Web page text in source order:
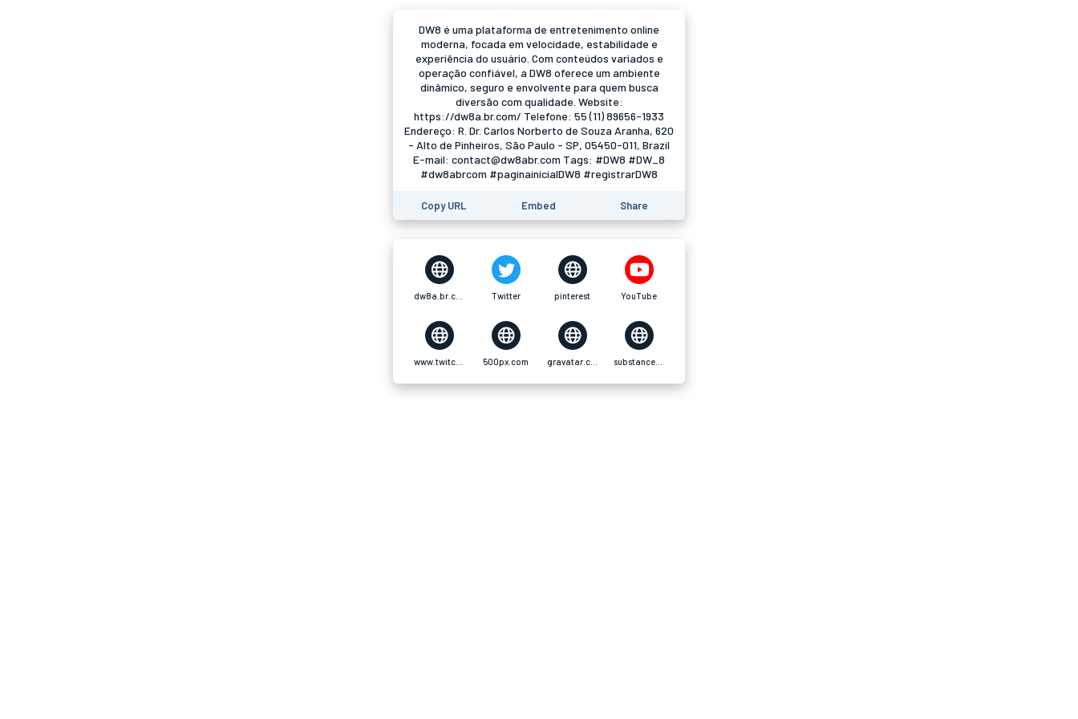
DW8 é uma plataforma de entretenimento online
moderna, focada em velocidade, estabilidade e
experiência do usuário. Com conteúdos variados e
operação confiável, a DW8 oferece um ambiente
dinâmico, seguro e envolvente para quem busca
diversão com qualidade. Website:
https://dw8a.br.com/ Telefone: 55 (11) 89656-1933
Endereço: R. Dr. Carlos Norberto de Souza Aranha, 620
- Alto de Pinheiros, São Paulo - SP, 05450-011, Brazil
E-mail: contact@dw8abr.com Tags: #DW8 #DW_8
#dw8abrcom #paginainicialDW8 #registrarDW8
Copy URL Embed Share
Twitter pinterest YouTube
500px.com